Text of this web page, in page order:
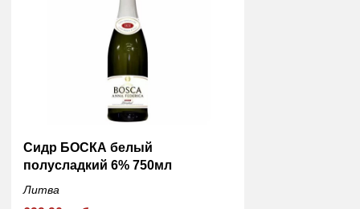
Сидр БОСКА белый
полусладкий 6% 750мл
Литва